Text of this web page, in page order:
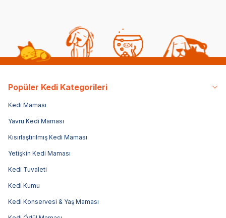
Popüler Kedi Kategorileri
Kedi Maması
Yavru Kedi Maması
Kısırlaştırılmış Kedi Maması
Yetişkin Kedi Maması
Kedi Tuvaleti
Kedi Kumu
Kedi Konservesi & Yaş Maması